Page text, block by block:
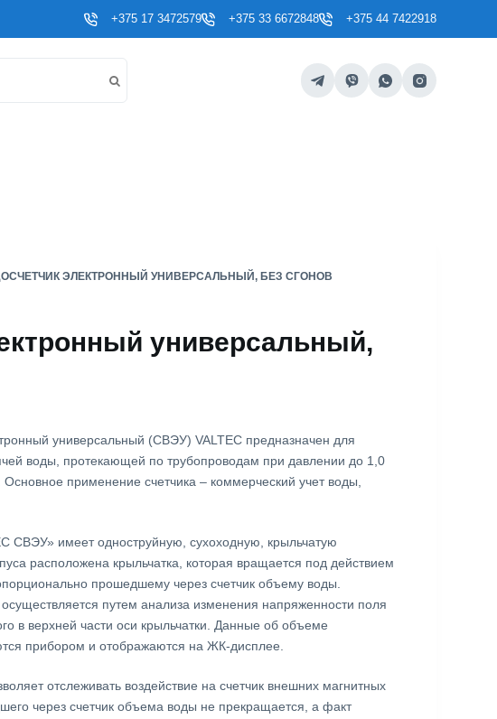
+375 17 3472579 +375 33 6672848 +375 44 7422918
ЭЛЕКТРОННЫЙ УНИВЕРСАЛЬНЫЙ, БЕЗ СГОНОВ
универсальный,
универсальный (СВЭУ) VALTEC предназначен для
воды, протекающей по трубопроводам при давлении до 1,0
применение счетчика – коммерческий учет воды,
СВЭУ» имеет одноструйную, сухоходную, крыльчатую
расположена крыльчатка, которая вращается под действием
прошедшему через счетчик объему воды.
путем анализа изменения напряженности поля
в верхней части оси крыльчатки. Данные об объеме
прибором и отображаются на ЖК-дисплее.
отслеживать воздействие на счетчик внешних магнитных
через счетчик объема воды не прекращается, а факт